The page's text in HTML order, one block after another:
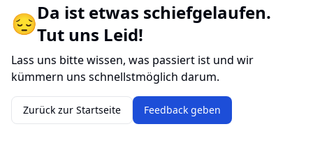
😔Da ist etwas schiefgelaufen.
Tut uns Leid!
Lass uns bitte wissen, was passiert ist und wir
kümmern uns schnellstmöglich darum.
Zurück zur Startseite Feedback geben